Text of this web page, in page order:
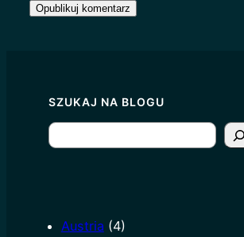
SZUKAJ NA BLOGU
S
e
Austria (4)